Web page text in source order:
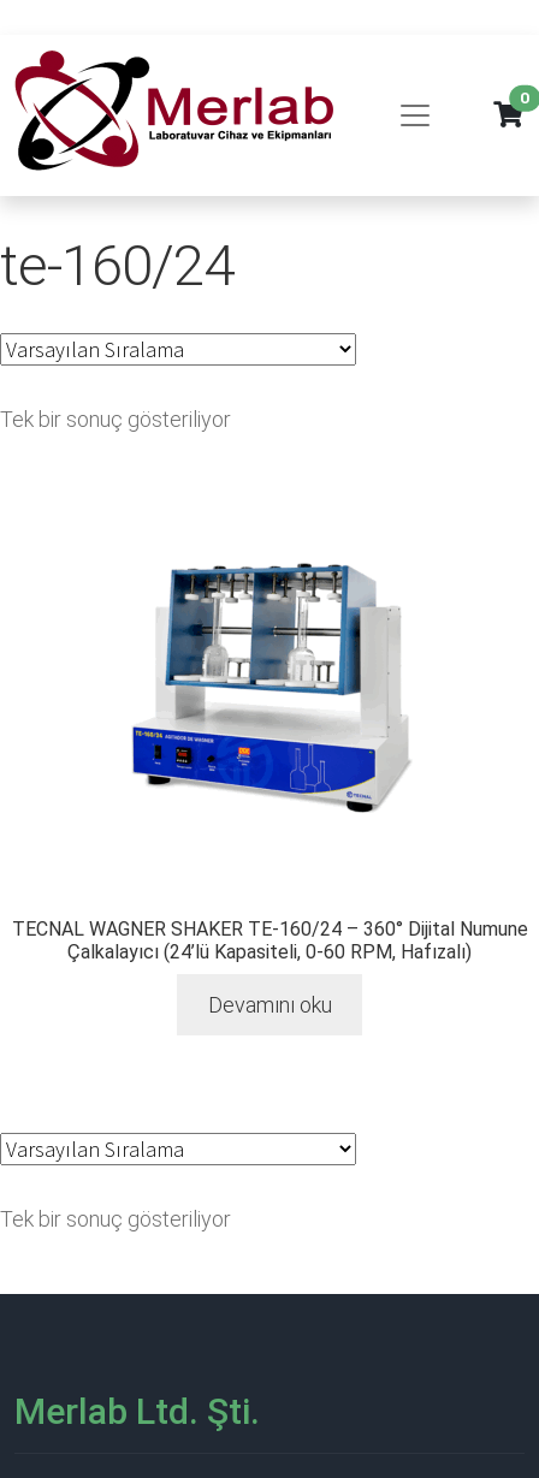
0
te-160/24
Tek bir sonuç gösteriliyor
TECNAL WAGNER SHAKER TE-160/24 – 360° Dijital Numune
Çalkalayıcı (24’lü Kapasiteli, 0-60 RPM, Hafızalı)
Devamını oku
Tek bir sonuç gösteriliyor
Merlab Ltd. Şti.